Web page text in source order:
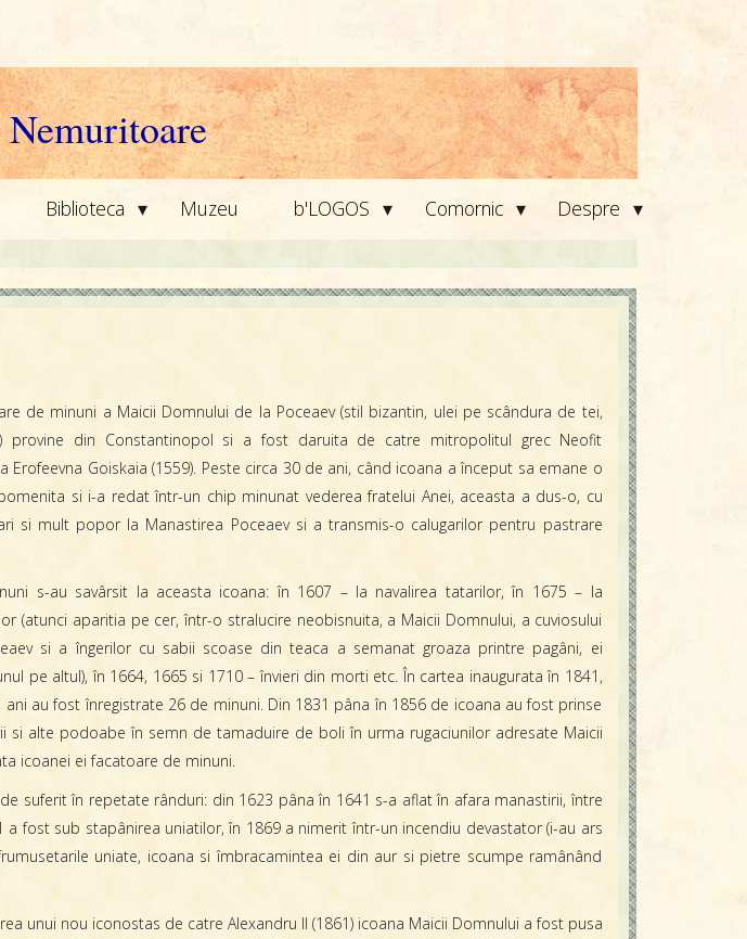
Biblioteca ▾ Muzeu b'LOGOS ▾ Comornic ▾ Despre ▾
de minuni a Maicii Domnului de la Poceaev (stil bizantin, ulei pe scândura de tei,
provine din Constantinopol si a fost daruita de catre mitropolitul grec Neofit
Erofeevna Goiskaia (1559). Peste circa 30 de ani, când icoana a început sa emane o
si i-a redat într-un chip minunat vederea fratelui Anei, aceasta a dus-o, cu
si mult popor la Manastirea Poceaev si a transmis-o calugarilor pentru pastrare
s-au savârsit la aceasta icoana: în 1607 – la navalirea tatarilor, în 1675 – la
(atunci aparitia pe cer, într-o stralucire neobisnuita, a Maicii Domnului, a cuviosului
si a îngerilor cu sabii scoase din teaca a semanat groaza printre pagâni, ei
pe altul), în 1664, 1665 si 1710 – învieri din morti etc. În cartea inaugurata în 1841,
au fost înregistrate 26 de minuni. Din 1831 pâna în 1856 de icoana au fost prinse
si alte podoabe în semn de tamaduire de boli în urma rugaciunilor adresate Maicii
icoanei ei facatoare de minuni.
suferit în repetate rânduri: din 1623 pâna în 1641 s-a aflat în afara manastirii, între
a fost sub stapânirea uniatilor, în 1869 a nimerit într-un incendiu devastator (i-au ars
uniate, icoana si îmbracamintea ei din aur si pietre scumpe ramânând
unui nou iconostas de catre Alexandru II (1861) icoana Maicii Domnului a fost pusa